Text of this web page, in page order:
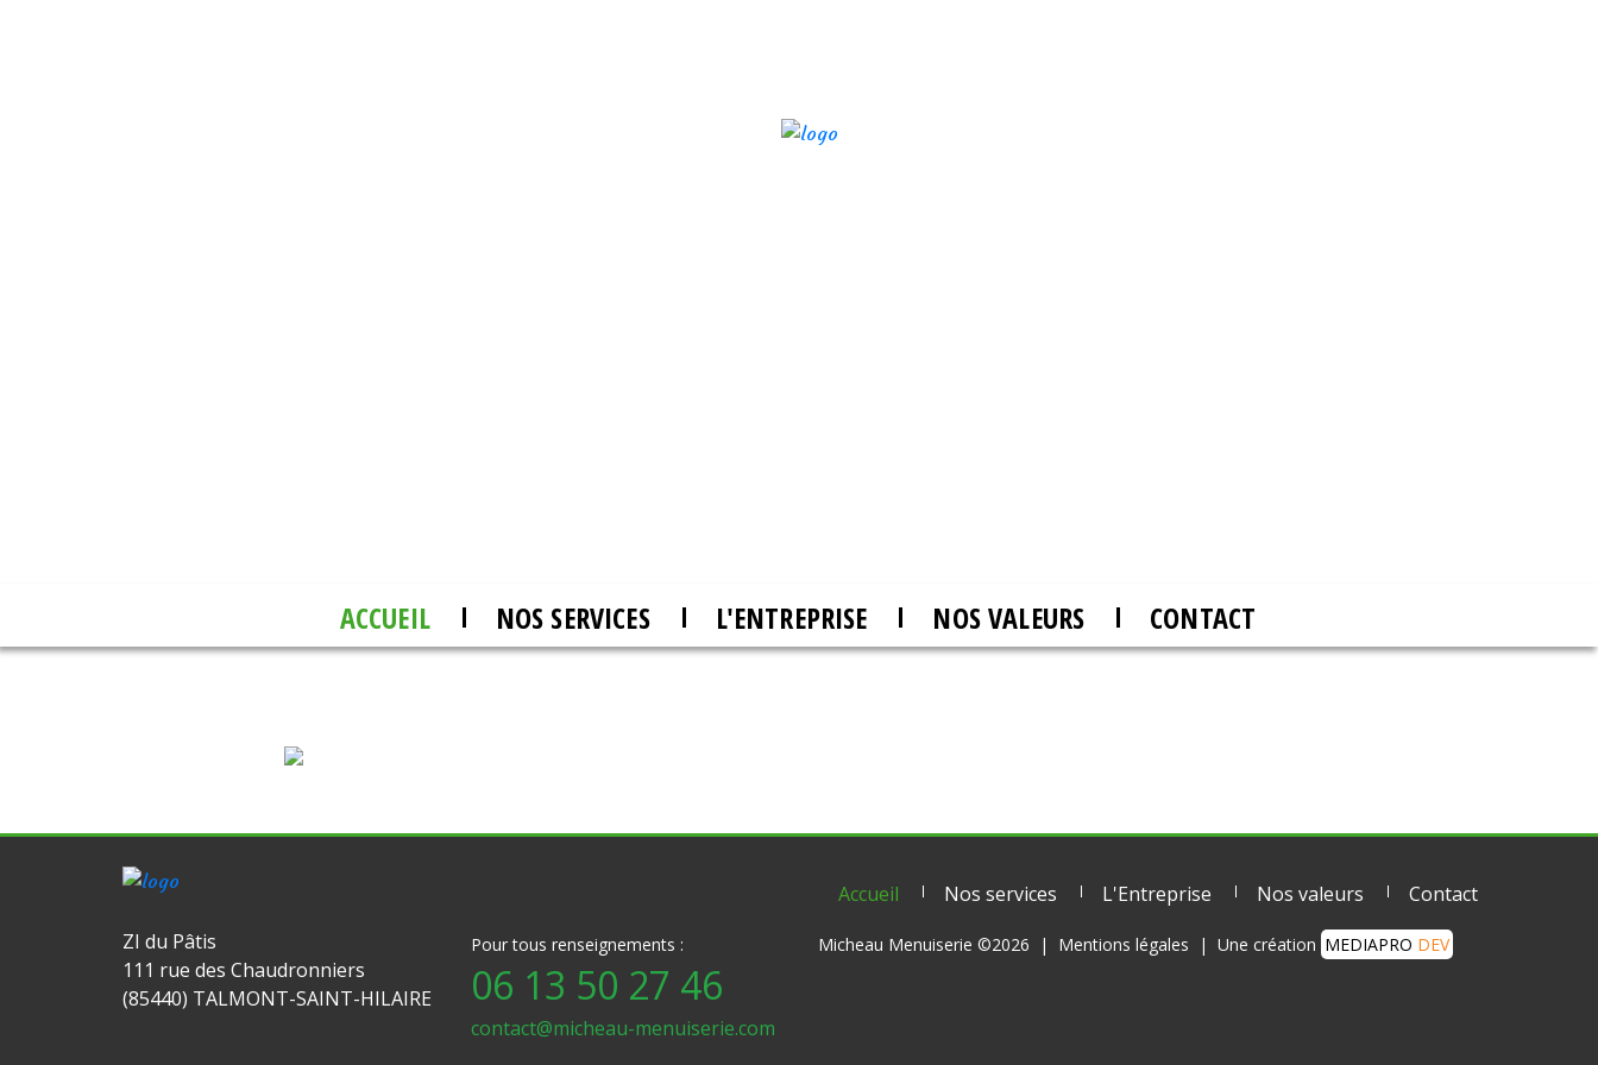
ACCUEIL NOS SERVICES L'ENTREPRISE NOS VALEURS CONTACT
Accueil Nos services L'Entreprise Nos valeurs
Contact
ZI du Pâtis
111 rue des Chaudronniers
(85440) TALMONT-SAINT-HILAIRE
Pour tous renseignements :
06 13 50 27 46
contact@micheau-menuiserie.com
Micheau Menuiserie ©2026 | Mentions légales | Une création MEDIAPRO DEV